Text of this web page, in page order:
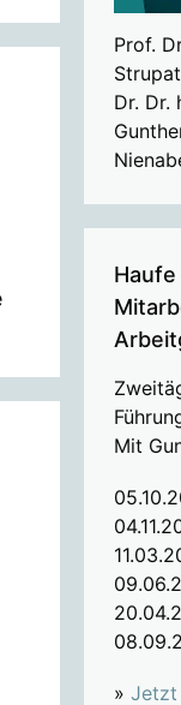
Prof.
Dr. Dr.
Mit
» Jetzt